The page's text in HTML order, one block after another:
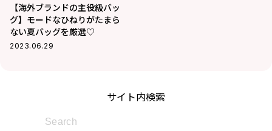
【海外ブランドの主役級バッ
グ】モードなひねりがたまら
ない夏バッグを厳選♡
2023.06.29
サイト内検索